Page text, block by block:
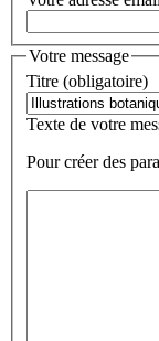
Votre message
Titre (obligatoire)
Texte de votre
Pour créer des